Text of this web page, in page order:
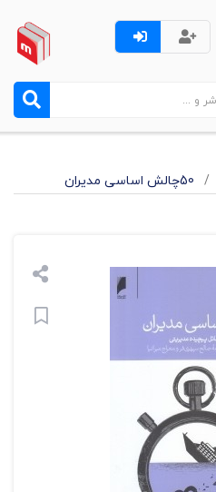
50چالش اساسی مدیران